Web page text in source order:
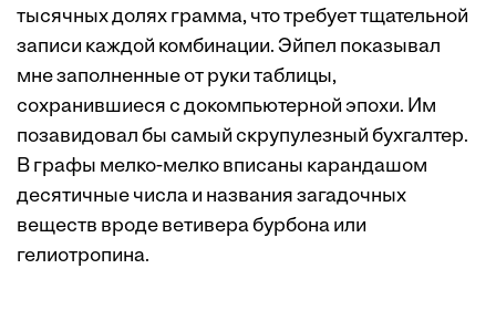
тысячных долях грамма, что требует тщательной
записи каждой комбинации. Эйпел показывал
мне заполненные от руки таблицы,
сохранившиеся с докомпьютерной эпохи. Им
позавидовал бы самый скрупулезный бухгалтер.
В графы мелко-мелко вписаны карандашом
десятичные числа и названия загадочных
веществ вроде ветивера бурбона или
гелиотропина.